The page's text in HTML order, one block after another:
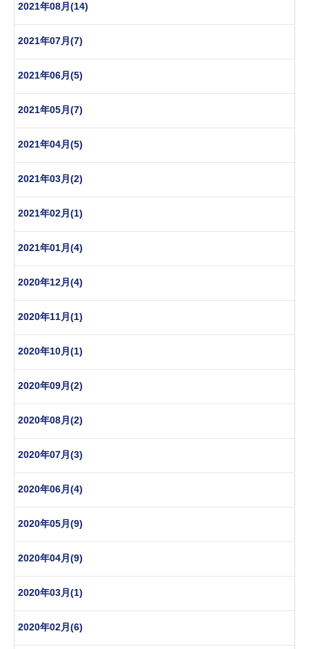
2021年08月(14)
2021年07月(7)
2021年06月(5)
2021年05月(7)
2021年04月(5)
2021年03月(2)
2021年02月(1)
2021年01月(4)
2020年12月(4)
2020年11月(1)
2020年10月(1)
2020年09月(2)
2020年08月(2)
2020年07月(3)
2020年06月(4)
2020年05月(9)
2020年04月(9)
2020年03月(1)
2020年02月(6)